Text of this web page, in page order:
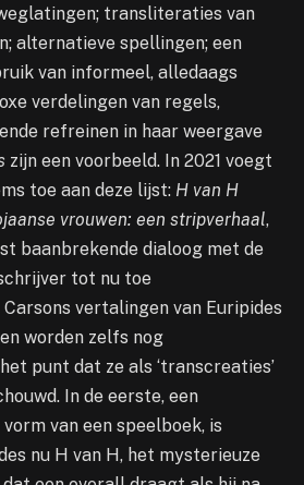
transliteraties van
alternatieve spellingen; een
van informeel, alledaags
verdelingen van regels,
refreinen in haar weergave
zijn een voorbeeld. In 2021 voegt
toe aan deze lijst: H van H
vrouwen: een stripverhaal,
baanbrekende dialoog met de
tot nu toe
vertalingen van Euripides
worden zelfs nog
punt dat ze als ‘transcreaties’
In de eerste, een
van een speelboek, is
nu H van H, het mysterieuze